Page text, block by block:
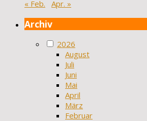
« Feb.
Apr. »
Archiv
2026
August
Juli
Juni
Mai
April
März
Februar